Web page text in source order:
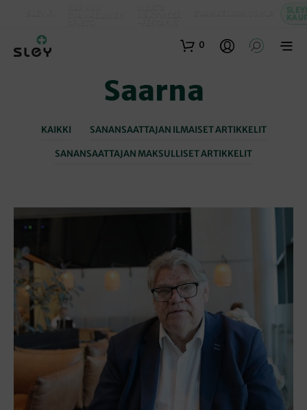
0
Saarna
KAIKKI SANANSAATTAJAN ILMAISET ARTIKKELIT
SANANSAATTAJAN MAKSULLISET ARTIKKELIT